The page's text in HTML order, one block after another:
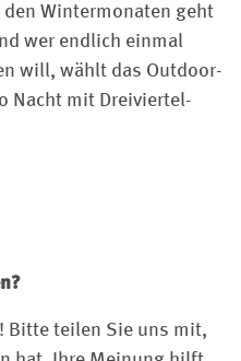
Wintermonaten geht
wer endlich einmal
will, wählt das Outdoor-
Nacht mit Dreiviertel-
Bitte teilen Sie uns mit,